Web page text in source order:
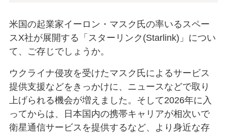
米国の起業家イーロン・マスク氏の率いるスペー
スX社が展開する「スターリンク(Starlink)」につい
て、ご存じでしょうか。
ウクライナ侵攻を受けたマスク氏によるサービス
提供支援などをきっかけに、ニュースなどで取り
上げられる機会が増えました。そして2026年に入
ってからは、日本国内の携帯キャリアが相次いで
衛星通信サービスを提供するなど、より身近な存